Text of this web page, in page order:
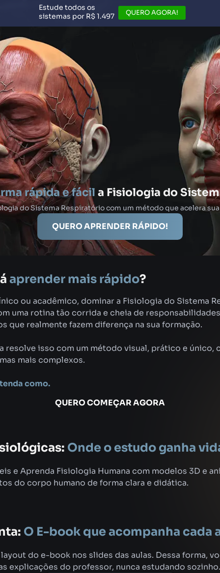
Estude todos os
sistemas por R$ 1.497 QUERO AGORA!
rápida e fácil a Fisiologia do
do Sistema Respiratório com um método que acelera
QUERO APRENDER RÁPIDO!
aprender mais rápido?
ou acadêmico, dominar a Fisiologia do Sistema
uma rotina tão corrida e cheia de
que realmente fazem diferença na sua formação.
resolve isso com um método visual, prático e único,
mais complexos.
como.
QUERO COMEÇAR AGORA
Onde o estudo ganha
e Aprenda Fisiologia Humana com modelos 3D e
do corpo humano de forma clara e didática.
O E-book que acompanha cada
do e-book nos slides das aulas. Dessa forma,
explicações do professor, nunca estudando sozinho.